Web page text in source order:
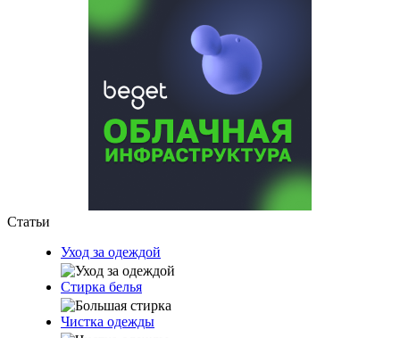
Статьи
Уход за одеждой
Стирка белья
Чистка одежды